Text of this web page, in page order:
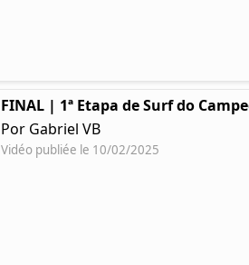
FINAL | 1ª Etapa de Surf do
Por Gabriel VB
Vidéo publiée le 10/02/2025